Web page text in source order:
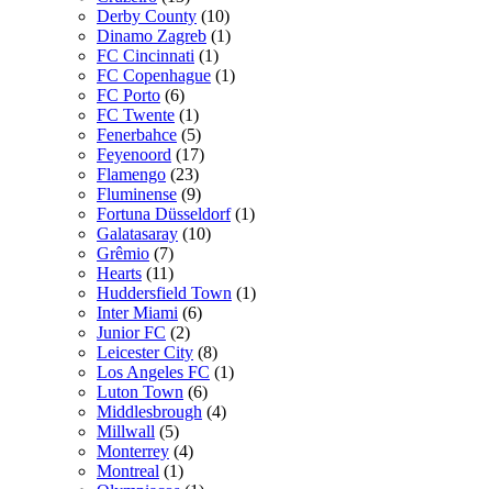
Derby County (10)
Dinamo Zagreb (1)
FC Cincinnati (1)
FC Copenhague (1)
FC Porto (6)
FC Twente (1)
Fenerbahce (5)
Feyenoord (17)
Flamengo (23)
Fluminense (9)
Fortuna Düsseldorf (1)
Galatasaray (10)
Grêmio (7)
Hearts (11)
Huddersfield Town (1)
Inter Miami (6)
Junior FC (2)
Leicester City (8)
Los Angeles FC (1)
Luton Town (6)
Middlesbrough (4)
Millwall (5)
Monterrey (4)
Montreal (1)